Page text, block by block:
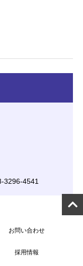
4541
お問い合わせ
採用情報